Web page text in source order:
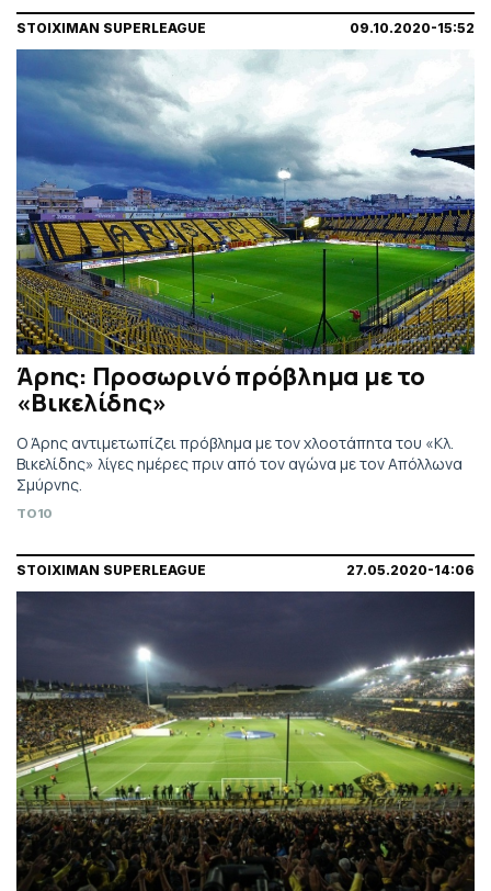
STOIXIMAN SUPERLEAGUE 09.10.2020-15:52
Άρης: Προσωρινό πρόβλημα με το
«Βικελίδης»
Ο Άρης αντιμετωπίζει πρόβλημα με τον χλοοτάπητα του «Κλ.
Βικελίδης» λίγες ημέρες πριν από τον αγώνα με τον Απόλλωνα
Σμύρνης.
TO10
STOIXIMAN SUPERLEAGUE 27.05.2020-14:06